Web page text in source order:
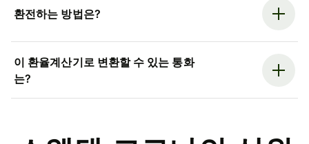
환전하는 방법은?
이 환율계산기로 변환할 수 있는 통화
는?